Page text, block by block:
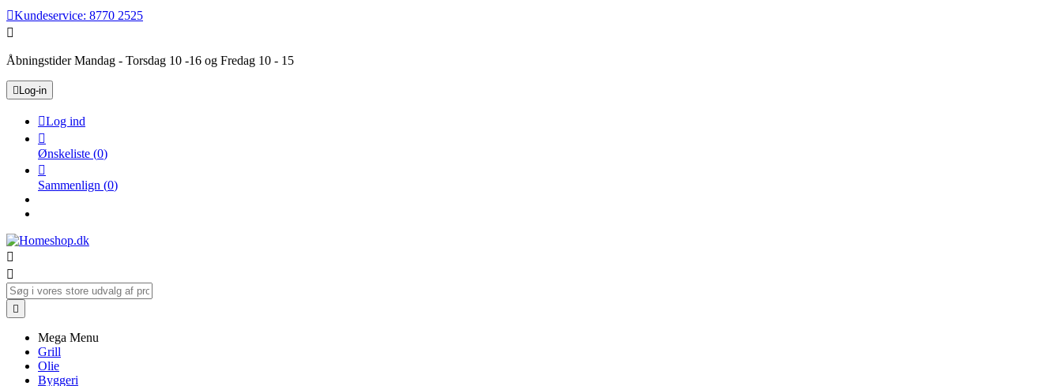
Kundeservice: 8770 2525

Åbningstider Mandag - Torsdag 10 -16 og Fredag 10 - 15
 Log-in
Log ind

Ønskeliste (0)

Sammenlign (0)



Mega Menu
Grill
Olie
Byggeri